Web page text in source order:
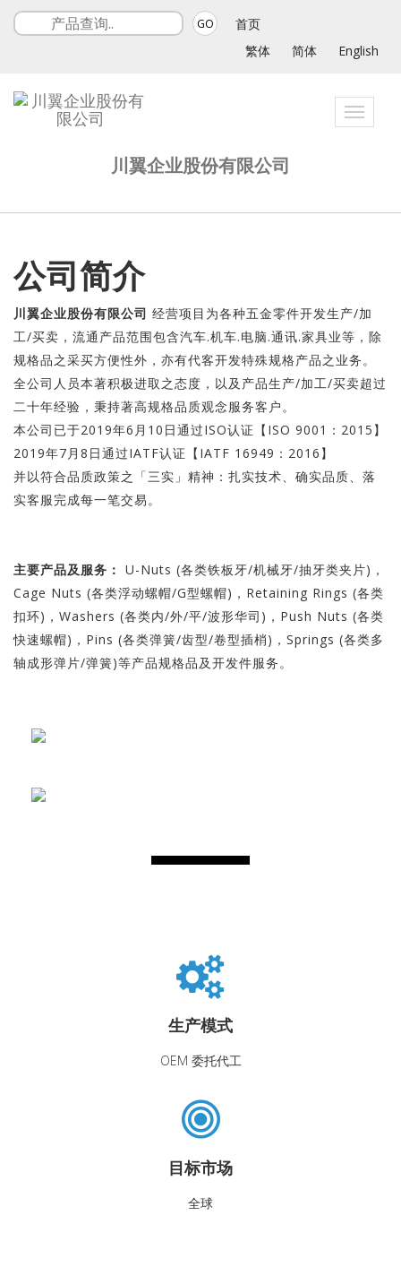
GO
首页
繁体
简体 English
Toggle
川翼企业股份有限公司
公司简介
川翼企业股份有限公司 经营项目为各种五金零件开发生产/加
工/买卖，流通产品范围包含汽车.机车.电脑.通讯.家具业等，除
规格品之采买方便性外，亦有代客开发特殊规格产品之业务。
全公司人员本著积极进取之态度，以及产品生产/加工/买卖超过
二十年经验，秉持著高规格品质观念服务客户。
本公司已于2019年6月10日通过ISO认证【ISO 9001：2015】
2019年7月8日通过IATF认证【IATF 16949：2016】
并以符合品质政策之「三实」精神：扎实技术、确实品质、落
实客服完成每一笔交易。
主要产品及服务： U-Nuts (各类铁板牙/机械牙/抽牙类夹片)，
Cage Nuts (各类浮动螺帽/G型螺帽)，Retaining Rings (各类
扣环)，Washers (各类内/外/平/波形华司)，Push Nuts (各类
快速螺帽)，Pins (各类弹簧/齿型/卷型插梢)，Springs (各类多
轴成形弹片/弹簧)等产品规格品及开发件服务。
生产模式
OEM 委托代工
目标市场
全球